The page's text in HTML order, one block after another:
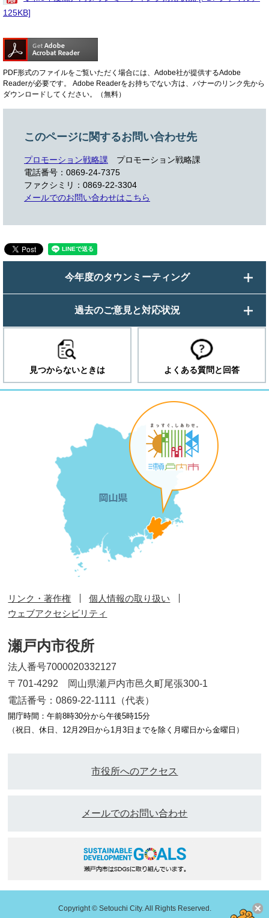
125KB]
PDF形式のファイルをご覧いただく場合には、Adobe社が提供するAdobe
Readerが必要です。
Adobe Readerをお持ちでない方は、バナーのリンク先から
ダウンロードしてください。（無料）
このページに関するお問い合わせ先
プロモーション戦略課
プロモーション戦略課
電話番号：0869-24-7375
ファクシミリ：0869-22-3304
メールでのお問い合わせはこちら
今年度のタウンミーティング
過去のご意見と対応状況
見つからないときは よくある質問と回答
リンク・著作権
個人情報の取り扱い
ウェブアクセシビリティ
瀬戸内市役所
法人番号7000020332127
〒701-4292 岡山県瀬戸内市邑久町尾張300-1
電話番号：0869-22-1111（代表）
開庁時間：午前8時30分から午後5時15分
（祝日、休日、12月29日から1月3日までを除く月曜日から金曜日）
市役所へのアクセス
メールでのお問い合わせ
Copyright © Setouchi City. All Rights Reserved.